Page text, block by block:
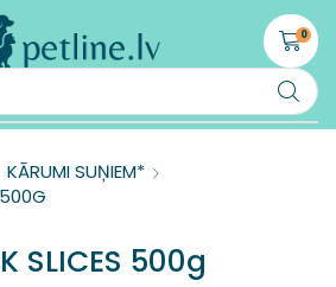
0
KĀRUMI SUŅIEM*
SLICES 500g